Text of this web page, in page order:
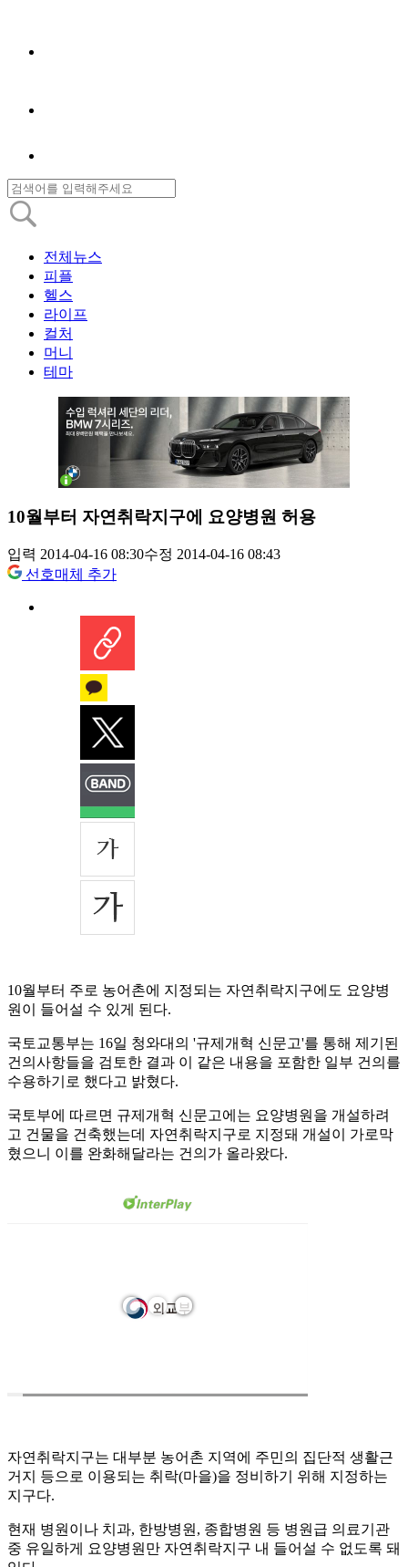
전체뉴스
피플
헬스
라이프
컬처
머니
테마
10월부터 자연취락지구에 요양병원 허용
입력 2014-04-16 08:30수정 2014-04-16 08:43
선호매체 추가
10월부터 주로 농어촌에 지정되는 자연취락지구에도 요양병
원이 들어설 수 있게 된다.
국토교통부는 16일 청와대의 '규제개혁 신문고'를 통해 제기된
건의사항들을 검토한 결과 이 같은 내용을 포함한 일부 건의를
수용하기로 했다고 밝혔다.
국토부에 따르면 규제개혁 신문고에는 요양병원을 개설하려
고 건물을 건축했는데 자연취락지구로 지정돼 개설이 가로막
혔으니 이를 완화해달라는 건의가 올라왔다.
자연취락지구는 대부분 농어촌 지역에 주민의 집단적 생활근
거지 등으로 이용되는 취락(마을)을 정비하기 위해 지정하는
지구다.
현재 병원이나 치과, 한방병원, 종합병원 등 병원급 의료기관
중 유일하게 요양병원만 자연취락지구 내 들어설 수 없도록 돼